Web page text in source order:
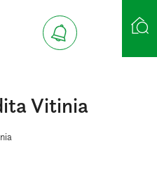
Vitinia